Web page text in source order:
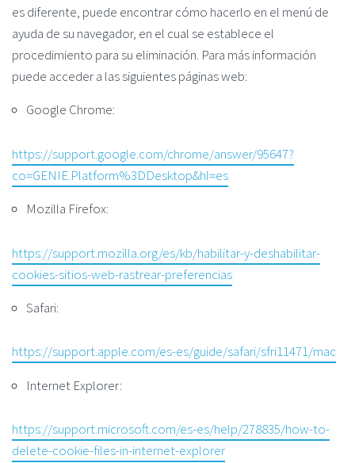
es diferente, puede encontrar cómo hacerlo en el menú de
ayuda de su navegador, en el cual se establece el
procedimiento para su eliminación. Para más información
puede acceder a las siguientes páginas web:
Google Chrome:
https://support.google.com/chrome/answer/95647?
co=GENIE.Platform%3DDesktop&hl=es
Mozilla Firefox:
https://support.mozilla.org/es/kb/habilitar-y-deshabilitar-
cookies-sitios-web-rastrear-preferencias
Safari:
https://support.apple.com/es-es/guide/safari/sfri11471/mac
Internet Explorer:
https://support.microsoft.com/es-es/help/278835/how-to-
delete-cookie-files-in-internet-explorer